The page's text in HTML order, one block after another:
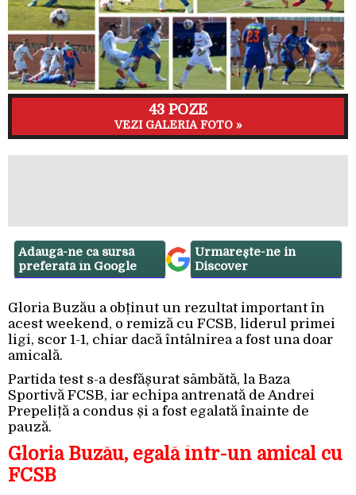
43 POZE
VEZI GALERIA FOTO »
Adaugă-ne ca sursă
preferată în Google
Urmărește-ne in
Discover
Gloria Buzău a obținut un rezultat important în
acest weekend, o remiză cu FCSB, liderul primei
ligi, scor 1-1, chiar dacă întâlnirea a fost una doar
amicală.
Partida test s-a desfășurat sâmbătă, la Baza
Sportivă FCSB, iar echipa antrenată de Andrei
Prepeliță a condus și a fost egalată înainte de
pauză.
Gloria Buzău, egală într-un amical cu
FCSB